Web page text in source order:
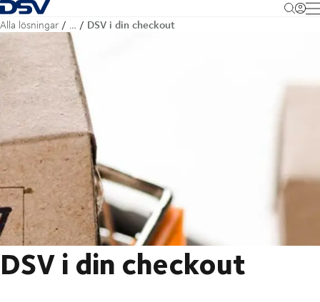
Tillbaka till hemsidan
Alla lösningar … DSV i din checkout
DSV i din checkout